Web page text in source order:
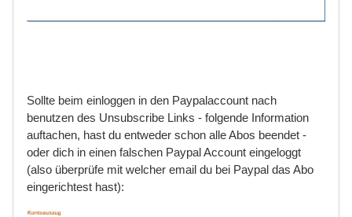
Sollte beim einloggen in den Paypalaccount nach
benutzen des Unsubscribe Links - folgende Information
auftachen, hast du entweder schon alle Abos beendet -
oder dich in einen falschen Paypal Account eingeloggt
(also überprüfe mit welcher email du bei Paypal das Abo
eingerichtest hast):